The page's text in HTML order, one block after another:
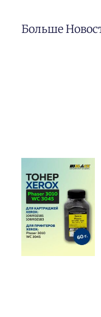
Больше